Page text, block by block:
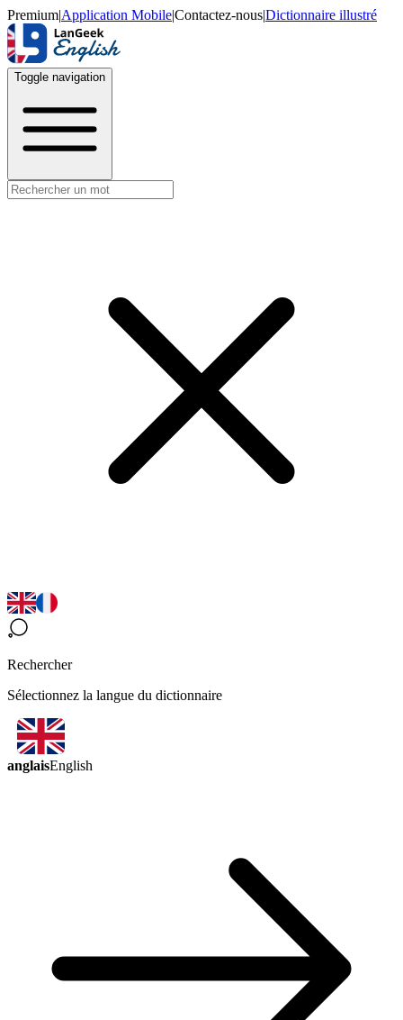
Premium|Application Mobile|Contactez-nous|Dictionnaire illustré
Toggle navigation
Rechercher
Sélectionnez la langue du dictionnaire
anglaisEnglish